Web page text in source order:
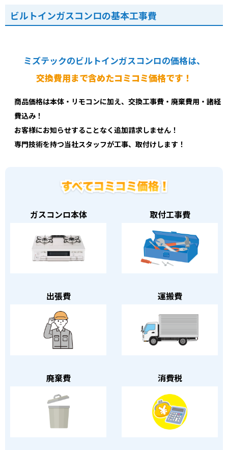
ビルトインガスコンロの基本工事費
ミズテックのビルトインガスコンロの価格は、
交換費用まで含めたコミコミ価格です！
商品価格は本体・リモコンに加え、交換工事費・廃棄費用・諸経
費込み！
お客様にお知らせすることなく追加請求しません！
専門技術を持つ当社スタッフが工事、取付けします！
ガスコンロ本体 取付工事費
出張費 運搬費
廃棄費 消費税